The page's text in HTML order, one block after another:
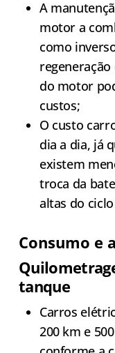
A
motor a
como
do motor
custos;
O custo
dia a dia, já
existem
troca da
altas do
Consumo e
tanque
Carros
200 km e